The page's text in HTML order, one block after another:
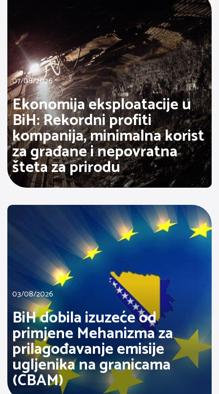
07/08/2026
Ekonomija eksploatacije u
BiH: Rekordni profiti
kompanija, minimalna korist
za građane i nepovratna
šteta za prirodu
03/08/2026
BiH dobila izuzeće od
primjene Mehanizma za
prilagođavanje emisije
ugljenika na granicama
(CBAM)